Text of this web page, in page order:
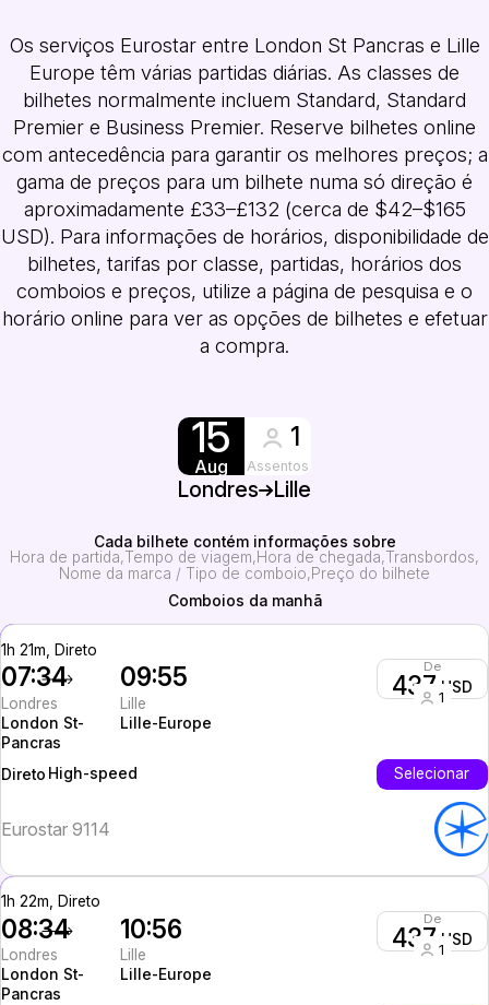
Os serviços Eurostar entre London St Pancras e Lille
Europe têm várias partidas diárias. As classes de
bilhetes normalmente incluem Standard, Standard
Premier e Business Premier. Reserve bilhetes online
com antecedência para garantir os melhores preços; a
gama de preços para um bilhete numa só direção é
aproximadamente £33–£132 (cerca de $42–$165
USD). Para informações de horários, disponibilidade de
bilhetes, tarifas por classe, partidas, horários dos
comboios e preços, utilize a página de pesquisa e o
horário online para ver as opções de bilhetes e efetuar
a compra.
15
Aug
1
Assentos
Londres Lille
Cada bilhete contém informações sobre
Hora de partida Tempo de viagem Hora de chegada Transbordos
Nome da marca / Tipo de comboio Preço do bilhete
Comboios da manhã
1h 21m, Direto
07:34
Londres
London St-
Pancras
09:55
Lille
Lille-Europe
De
437 USD
1
Direto High-speed Selecionar
Eurostar 9114
1h 22m, Direto
08:34
Londres
London St-
Pancras
10:56
Lille
Lille-Europe
De
437 USD
1